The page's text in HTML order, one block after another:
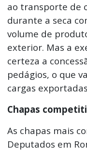
ao transporte de
durante a seca
volume de
exterior. Mas a
certeza a
pedágios, o que
cargas
Chapas
As chapas mais
Deputados em